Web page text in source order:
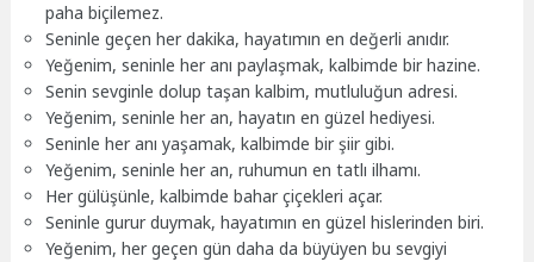
paha biçilemez.
Seninle geçen her dakika, hayatımın en değerli anıdır.
Yeğenim, seninle her anı paylaşmak, kalbimde bir hazine.
Senin sevginle dolup taşan kalbim, mutluluğun adresi.
Yeğenim, seninle her an, hayatın en güzel hediyesi.
Seninle her anı yaşamak, kalbimde bir şiir gibi.
Yeğenim, seninle her an, ruhumun en tatlı ilhamı.
Her gülüşünle, kalbimde bahar çiçekleri açar.
Seninle gurur duymak, hayatımın en güzel hislerinden biri.
Yeğenim, her geçen gün daha da büyüyen bu sevgiyi